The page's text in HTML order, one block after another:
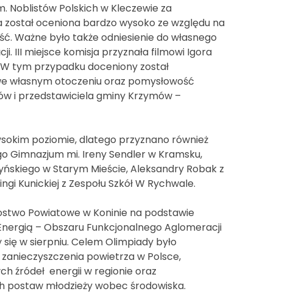
Noblistów Polskich w Kleczewie za
oceniona bardzo wysoko ze względu na
Ważne było także odniesienie do własnego
III miejsce komisja przyznała filmowi Igora
W tym przypadku doceniony został
otoczeniu oraz pomysłowość
i przedstawiciela gminy Krzymów –
poziomie, dlatego przyznano również
Gimnazjum mi. Ireny Sendler w Kramsku,
w Starym Mieście, Aleksandry Robak z
Kunickiej z Zespołu Szkół W Rychwale.
Powiatowe w Koninie na podstawie
– Obszaru Funkcjonalnego Aglomeracji
w sierpniu. Celem Olimpiady było
powietrza w Polsce,
źródeł energii w regionie oraz
postaw młodzieży wobec środowiska.